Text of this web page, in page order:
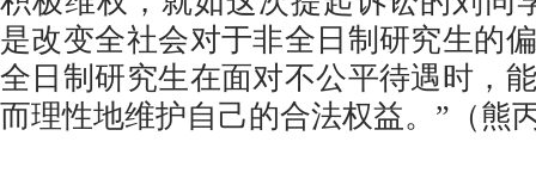
是改变全社会对于非全日制研究生的
全日制研究生在面对不公平待遇时，
而理性地维护自己的合法权益。”（熊